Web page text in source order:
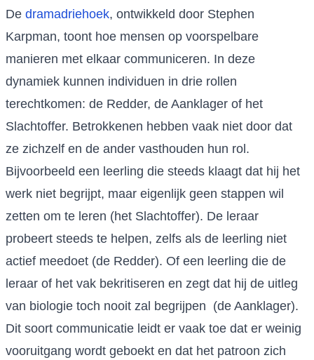
De dramadriehoek, ontwikkeld door Stephen
Karpman, toont hoe mensen op voorspelbare
manieren met elkaar communiceren. In deze
dynamiek kunnen individuen in drie rollen
terechtkomen: de Redder, de Aanklager of het
Slachtoffer. Betrokkenen hebben vaak niet door dat
ze zichzelf en de ander vasthouden hun rol.
Bijvoorbeeld een leerling die steeds klaagt dat hij het
werk niet begrijpt, maar eigenlijk geen stappen wil
zetten om te leren (het Slachtoffer). De leraar
probeert steeds te helpen, zelfs als de leerling niet
actief meedoet (de Redder). Of een leerling die de
leraar of het vak bekritiseren en zegt dat hij de uitleg
van biologie toch nooit zal begrijpen (de Aanklager).
Dit soort communicatie leidt er vaak toe dat er weinig
vooruitgang wordt geboekt en dat het patroon zich